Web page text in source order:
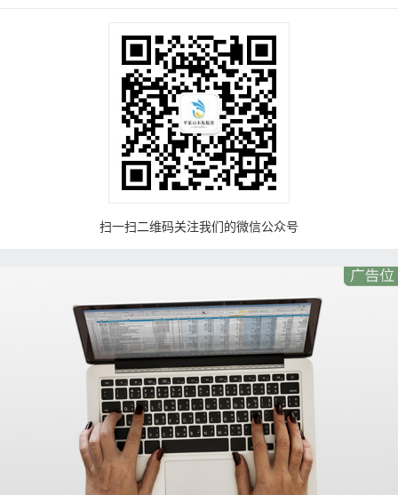
扫一扫二维码关注我们的微信公众号